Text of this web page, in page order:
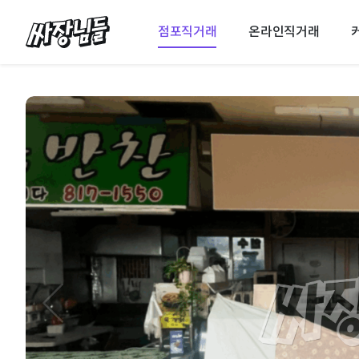
싸장님들 점포직거래 온라인직거래